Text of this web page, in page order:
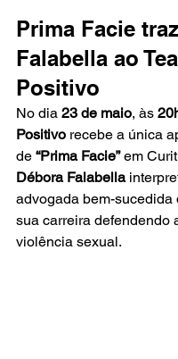
Prima Facie
Falabella ao
Positivo
No dia 23 de maio, às
Positivo recebe a única
de “Prima Facie” em
Débora Falabella
advogada bem-sucedida
sua carreira defendendo
violência sexual.